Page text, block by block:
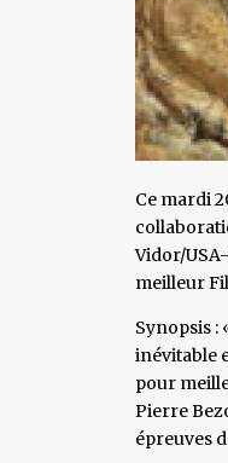
Ce mardi
Vidor/
meilleur
Synopsis :
inévitable
pour
Pierre
épreuves